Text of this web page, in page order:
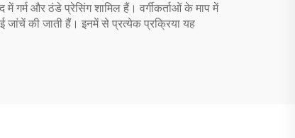
गर्म और ठंडे प्रेसिंग शामिल हैं। वर्गीकर्ताओं के माप में
जांचें की जाती हैं। इनमें से प्रत्येक प्रक्रिया यह